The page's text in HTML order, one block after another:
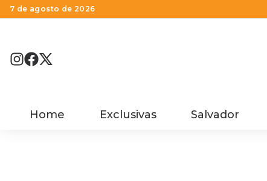
7 de agosto de 2026
Home Exclusivas Salvador